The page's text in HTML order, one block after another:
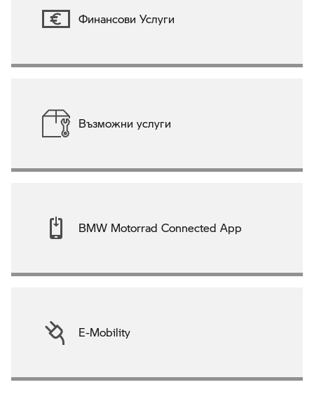
Финансови Услуги
Възможни услуги
BMW Motorrad Connected App
E-Mobility